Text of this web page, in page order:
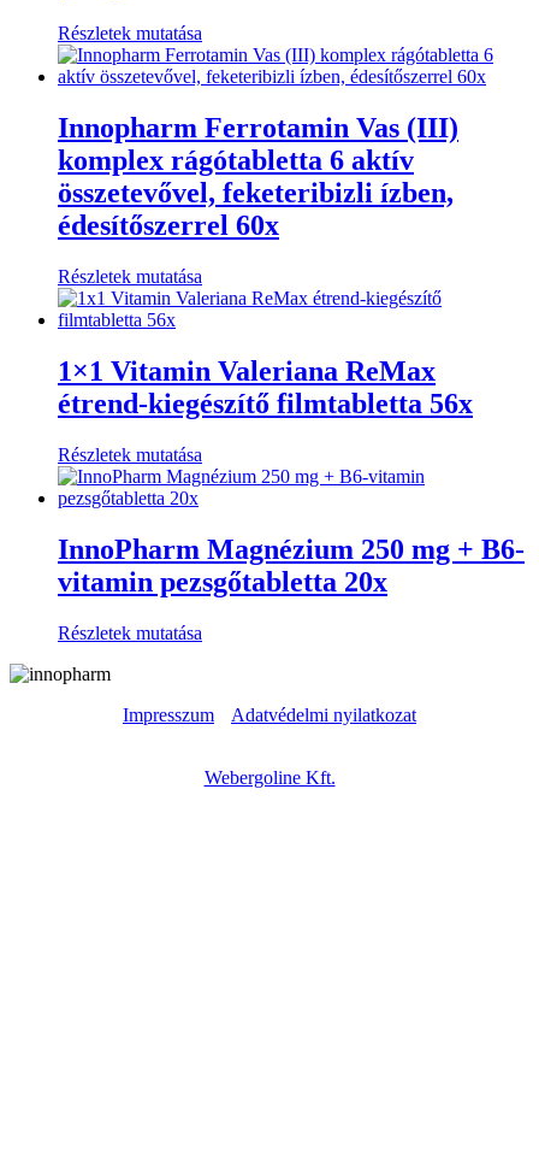
Részletek mutatása
Innopharm Ferrotamin Vas (III)
komplex rágótabletta 6 aktív
összetevővel, feketeribizli ízben,
édesítőszerrel 60x
Részletek mutatása
1×1 Vitamin Valeriana ReMax
étrend-kiegészítő filmtabletta 56x
Részletek mutatása
InnoPharm Magnézium 250 mg + B6-
vitamin pezsgőtabletta 20x
Részletek mutatása
Impresszum
Adatvédelmi nyilatkozat
Webergoline Kft.